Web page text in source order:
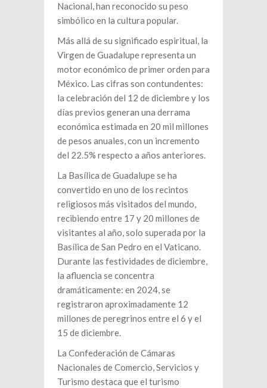
Nacional, han reconocido su peso
simbólico en la cultura popular.
Más allá de su significado espiritual, la
Virgen de Guadalupe representa un
motor económico de primer orden para
México. Las cifras son contundentes:
la celebración del 12 de diciembre y los
días previos generan una derrama
económica estimada en 20 mil millones
de pesos anuales, con un incremento
del 22.5% respecto a años anteriores.
La Basílica de Guadalupe se ha
convertido en uno de los recintos
religiosos más visitados del mundo,
recibiendo entre 17 y 20 millones de
visitantes al año, solo superada por la
Basílica de San Pedro en el Vaticano.
Durante las festividades de diciembre,
la afluencia se concentra
dramáticamente: en 2024, se
registraron aproximadamente 12
millones de peregrinos entre el 6 y el
15 de diciembre.
La Confederación de Cámaras
Nacionales de Comercio, Servicios y
Turismo destaca que el turismo